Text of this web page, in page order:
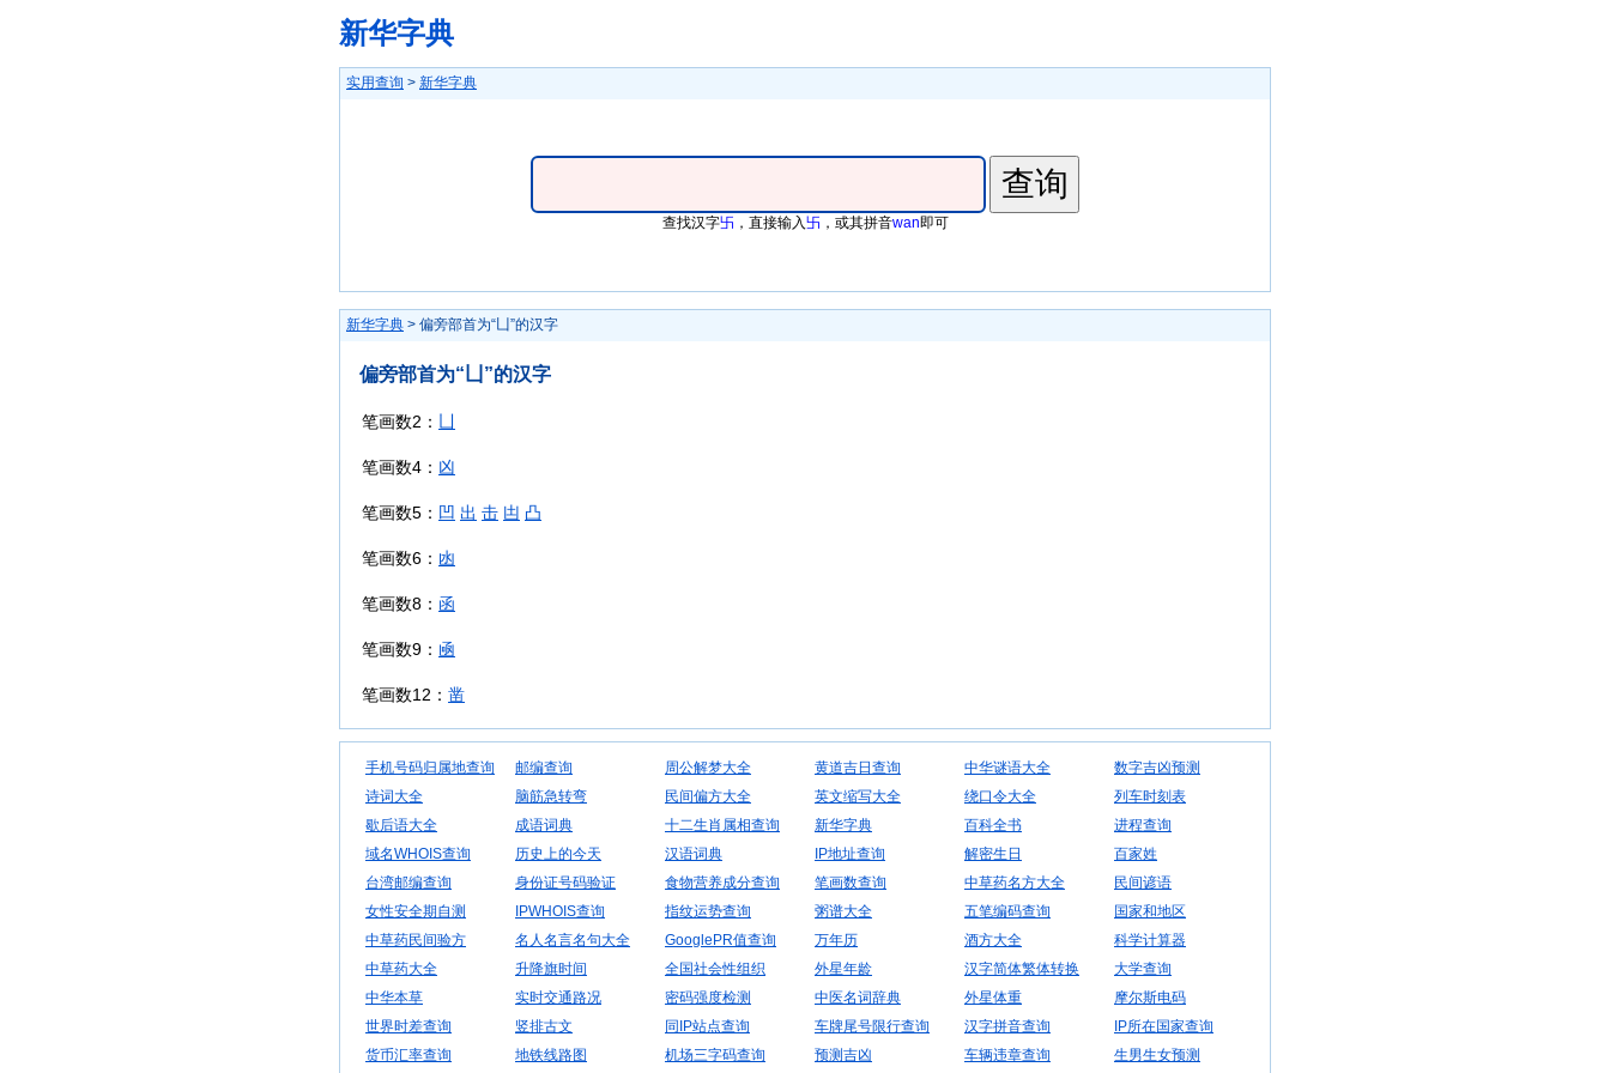
新华字典
实用查询 > 新华字典
查找汉字卐 ，直接输入卐 ，或其拼音wan即可
新华字典 > 偏旁部首为“凵”的汉字
偏旁部首为“凵”的汉字
笔画数2：
笔画数4： 凶
笔画数5： 凹 出 击 凷 凸
笔画数6： 凼
笔画数8： 函
笔画数9： 凾
笔画数12： 凿
手机号码归属地查询 邮编查询 周公解梦大全 黄道吉日查询 中华谜语大全
数字吉凶预测
诗词大全
脑筋急转弯 民间偏方大全 英文缩写大全 绕口令大全
列车时刻表
歇后语大全
成语词典 十二生肖属相查询 新华字典 百科全书
进程查询
域名WHOIS查询
历史上的今天 汉语词典 IP地址查询 解密生日
百家姓
台湾邮编查询
身份证号码验证 食物营养成分查询 笔画数查询 中草药名方大全
民间谚语
女性安全期自测
IPWHOIS查询 指纹运势查询 粥谱大全 五笔编码查询
国家和地区
中草药民间验方
名人名言名句大全 GooglePR值查询 万年历 酒方大全
科学计算器
中草药大全
升降旗时间 全国社会性组织 外星年龄 汉字简体繁体转换
大学查询
中华本草
实时交通路况 密码强度检测 中医名词辞典 外星体重
摩尔斯电码
世界时差查询
竖排古文 同IP站点查询 车牌尾号限行查询 汉字拼音查询
IP所在国家查询
货币汇率查询
地铁线路图 机场三字码查询 预测吉凶 车辆违章查询 生男生女预测